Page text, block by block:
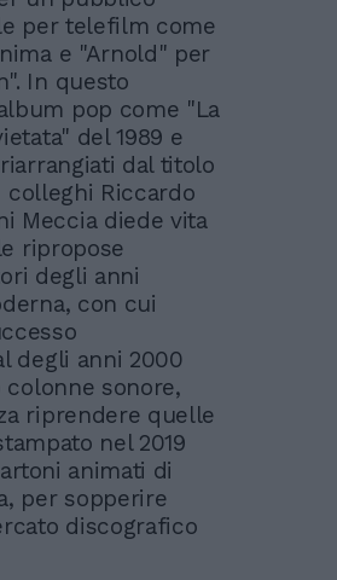
per telefilm come
e "Arnold" per
In questo
pop come "La
del 1989 e
dal titolo
colleghi Riccardo
Meccia diede vita
ripropose
degli anni
con cui
degli anni 2000
sonore,
riprendere quelle
nel 2019
animati di
per sopperire
discografico